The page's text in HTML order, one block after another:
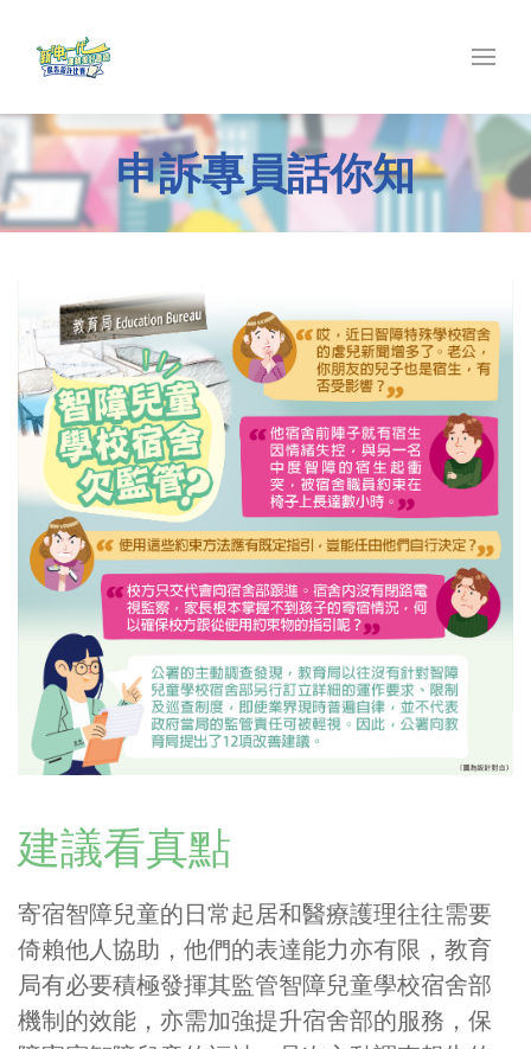
申訴專員話你知
建議看真點
寄宿智障兒童的日常起居和醫療護理往往需要
倚賴他人協助，他們的表達能力亦有限，教育
局有必要積極發揮其監管智障兒童學校宿舍部
機制的效能，亦需加強提升宿舍部的服務，保